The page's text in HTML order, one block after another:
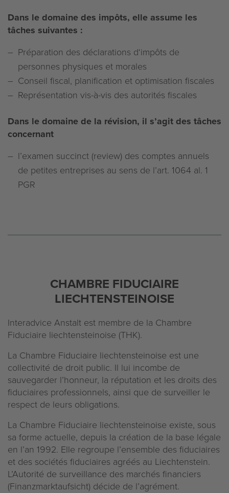
Dans le domaine des impôts, elle assume les
tâches suivantes :
Préparation des déclarations d‘impôts de
personnes physiques et morales
Conseil fiscal, planification et optimisation fiscales
Représentation vis-à-vis des autorités fiscales
Dans le domaine de la révision, il s’agit des tâches
concernant
l’examen succinct (review) des comptes annuels
de petites entreprises au sens de l’art. 1064 al. 1
PGR
CHAMBRE FIDUCIAIRE
LIECHTENSTEINOISE
Interadvice Anstalt est membre de la Chambre
Fiduciaire liechtensteinoise (THK).
La Chambre Fiduciaire liechtensteinoise est une
collectivité de droit public. Il lui incombe de
sauvegarder l’honneur, la réputation et les droits des
fiduciaires professionnels, ainsi que de surveiller le
respect de leurs obligations.
La Chambre Fiduciaire liechtensteinoise existe, sous
sa forme actuelle, depuis la création de la base légale
en l’an 1992. Elle regroupe l’ensemble des fiduciaires
et des sociétés fiduciaires agréés au Liechtenstein.
L’Autorité de surveillance des marchés financiers
(Finanzmarktaufsicht) décide de l’agrément.